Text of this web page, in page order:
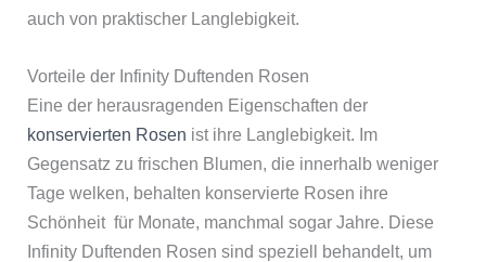
auch von praktischer Langlebigkeit.
Vorteile der Infinity Duftenden Rosen
Eine der herausragenden Eigenschaften der
konservierten Rosen ist ihre Langlebigkeit. Im
Gegensatz zu frischen Blumen, die innerhalb weniger
Tage welken, behalten konservierte Rosen ihre
Schönheit für Monate, manchmal sogar Jahre. Diese
Infinity Duftenden Rosen sind speziell behandelt, um